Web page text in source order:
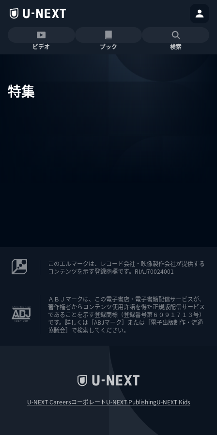
ビデオ ブック 検索
特集
このエルマークは、レコード会社・映像製作会社が提供する
コンテンツを示す登録商標です。RIAJ70024001
ＡＢＪマークは、この電子書店・電子書籍配信サービスが、
著作権者からコンテンツ使用許諾を得た正規版配信サービス
であることを示す登録商標（登録番号第６０９１７１３号）
です。詳しくは［ABJマーク］または［電子出版制作・流通
協議会］で検索してください。
U-NEXT CareersコーポレートU-NEXT PublishingU-NEXT Kids